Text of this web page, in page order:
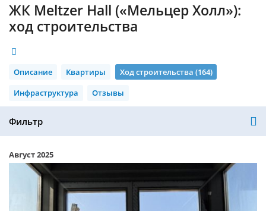
ЖК Meltzer Hall («Мельцер Холл»):
ход строительства
Описание Квартиры
Ход строительства (164)
Инфраструктура
Отзывы
Фильтр
Август 2025